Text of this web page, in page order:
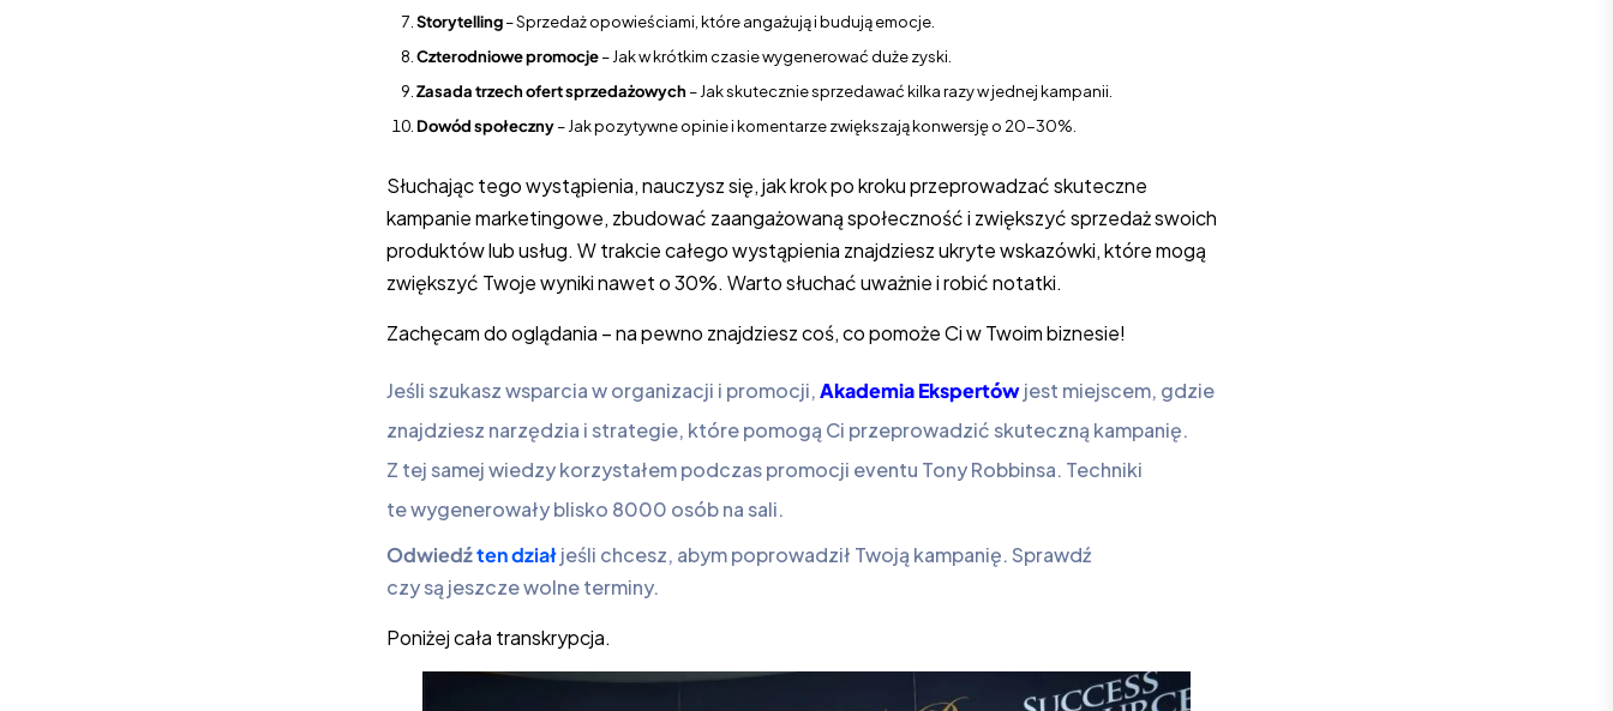
Storytelling– Sprzedaż opowieściami, które angażują i budują emocje.
Czterodniowe promocje– Jak w krótkim czasie wygenerować duże zyski.
Zasada trzech ofert sprzedażowych – Jak skutecznie sprzedawać kilka razy w jednej kampanii.
Dowód społeczny– Jak pozytywne opinie i komentarze zwiększają konwersję o 20-30%.
Słuchając tego wystąpienia, nauczysz się, jak krok po kroku przeprowadzać skuteczne
kampanie marketingowe, zbudować zaangażowaną społeczność i zwiększyć sprzedaż swoich
produktów lub usług. W trakcie całego wystąpienia znajdziesz ukryte wskazówki, które mogą
zwiększyć Twoje wyniki nawet o 30%. Warto słuchać uważnie i robić notatki.
Zachęcam do oglądania – na pewno znajdziesz coś, co pomoże Ci w Twoim biznesie!
Jeśli szukasz wsparcia w organizacji i promocji,Akademia Ekspertówjest miejscem, gdzie
znajdziesz narzędzia i strategie, które pomogą Ci przeprowadzić skuteczną kampanię.
Z tej samej wiedzy korzystałem podczas promocji eventu Tony Robbinsa. Techniki
te wygenerowały blisko 8000 osób na sali.
Odwiedźten działjeśli chcesz, abym poprowadził Twoją kampanię. Sprawdź
czy są jeszcze wolne terminy.
Poniżej cała transkrypcja.